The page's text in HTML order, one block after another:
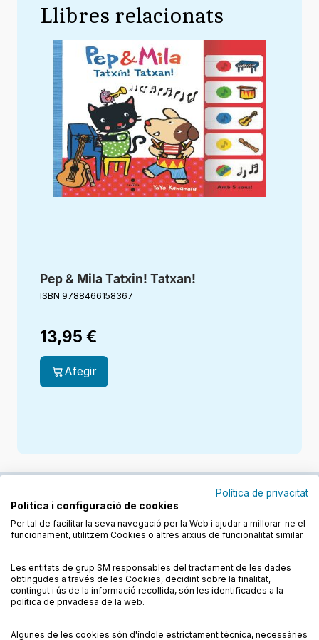
Llibres relacionats
Pep & Mila Tatxin! Tatxan!
ISBN 9788466158367
13,95 €
Afegir
Descobreix els llibres a les llengües cooficials
Condicions de compra Condicions d’ús
Política de privacitat
Política i configuració de cookies
Per tal de facilitar la seva navegació per la Web i ajudar a millorar-ne el
funcionament, utilitzem Cookies o altres arxius de funcionalitat similar.
Les entitats de grup SM responsables del tractament de les dades
obtingudes a través de les Cookies, decidint sobre la finalitat,
contingut i ús de la informació recollida, són les identificades a la
política de privadesa de la web.
Algunes de les cookies són d'índole estrictament tècnica, necessàries